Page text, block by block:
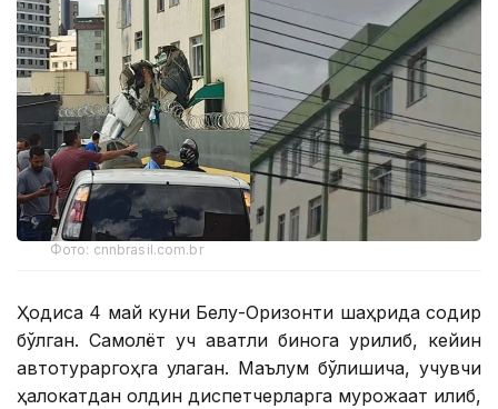
Фото: cnnbrasil.com.br
Ҳодиса 4 май куни Белу-Оризонти шаҳрида содир
бўлган. Самолёт уч қаватли бинога урилиб, кейин
автотураргоҳга қулаган. Маълум бўлишича, учувчи
ҳалокатдан олдин диспетчерларга мурожаат қилиб,